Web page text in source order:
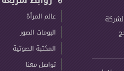
عالم المرأة
البومات الصور
المكتبة الصوتية
تواصل معنا